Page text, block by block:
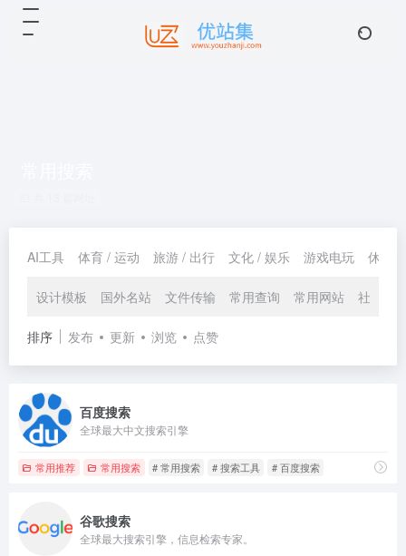
AI工具 体育 / 运动 旅游 / 出行 文化 / 娱乐 游戏电玩 休闲 /
设计模板 国外名站 文件传输 常用查询 常用网站 社区资
排序 发布 更新 浏览 点赞
百度搜索
全球最大中文搜索引擎
常用推荐 常用搜索 # 常用搜索 # 搜索工具 # 百度搜索
谷歌搜索
全球最大搜索引擎，信息检索专家。